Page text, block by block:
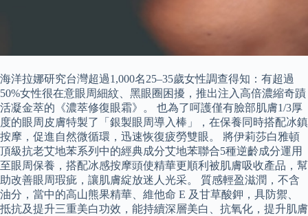
海洋拉娜研究台灣超過1,000名25–35歲女性調查得知：有超過
50%女性很在意眼周細紋、黑眼圈困擾，推出注入高倍濃縮奇蹟
活凝金萃的《濃萃修復眼霜》。 也為了呵護僅有臉部肌膚1/3厚
度的眼周皮膚特製了「銀製眼周導入棒」，在保養同時搭配冰鎮
按摩，促進自然微循環，迅速恢復疲勞雙眼。 將伊莉莎白雅頓
頂級抗老艾地苯系列中的經典成分艾地苯聯合5種逆齡成分運用
至眼周保養，搭配冰感按摩頭使精華更順利被肌膚吸收產品，幫
助改善眼周瑕疵，讓肌膚綻放迷人光采。 質感輕盈滋潤，不含
油分，當中的高山熊果精華、維他命 E 及甘草酸鉀，具防禦、
抵抗及提升三重美白功效，能持續深層美白、抗氧化，提升肌膚